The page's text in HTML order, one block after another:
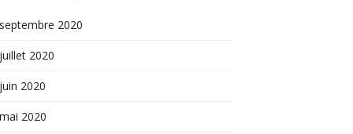
septembre 2020
juillet 2020
juin 2020
mai 2020